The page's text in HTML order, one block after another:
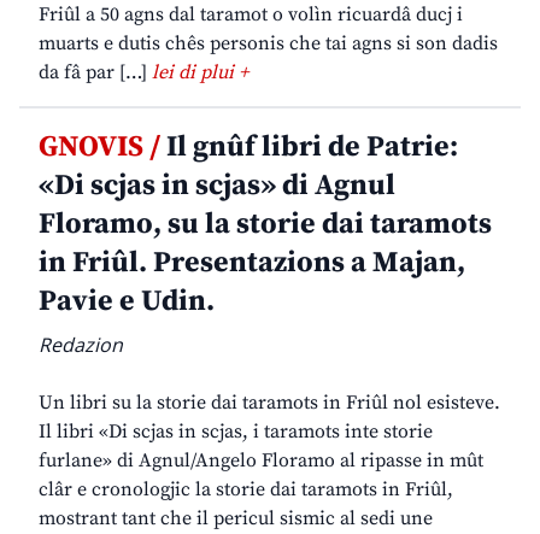
Friûl a 50 agns dal taramot o volìn ricuardâ ducj i
muarts e dutis chês personis che tai agns si son dadis
da fâ par […] lei di plui +
GNOVIS /Il gnûf libri de Patrie:
«Di scjas in scjas» di Agnul
Floramo, su la storie dai taramots
in Friûl. Presentazions a Majan,
Pavie e Udin.
Redazion
Un libri su la storie dai taramots in Friûl nol esisteve.
Il libri «Di scjas in scjas, i taramots inte storie
furlane» di Agnul/Angelo Floramo al ripasse in mût
clâr e cronologjic la storie dai taramots in Friûl,
mostrant tant che il pericul sismic al sedi une